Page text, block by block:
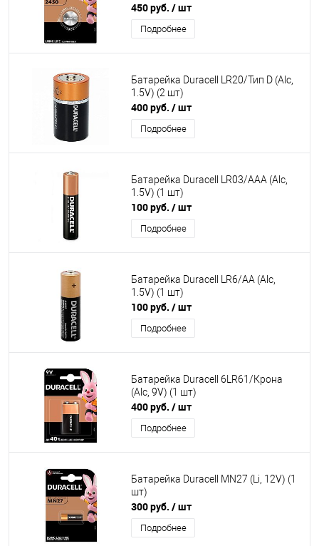
450 руб. / шт
Подробнее
Батарейка Duracell LR20/Тип D (Alc,
1.5V) (2 шт)
400 руб. / шт
Подробнее
Батарейка Duracell LR03/AAA (Alc,
1.5V) (1 шт)
100 руб. / шт
Подробнее
Батарейка Duracell LR6/AA (Alc,
1.5V) (1 шт)
100 руб. / шт
Подробнее
Батарейка Duracell 6LR61/Крона
(Alc, 9V) (1 шт)
400 руб. / шт
Подробнее
Батарейка Duracell MN27 (Li, 12V) (1
шт)
300 руб. / шт
Подробнее